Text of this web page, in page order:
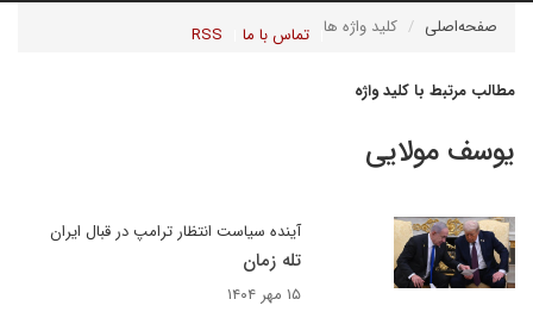
تماس با ما RSS صفحه‌اصلی کلید واژه ها
مطالب مرتبط با کلید واژه
یوسف مولایی
آینده سیاست انتظار ترامپ در قبال ایران
تله زمان
۱۵ مهر ۱۴۰۴